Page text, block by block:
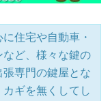
住宅や自動車・
ど、様々な鍵の
張専門の鍵屋とな
ギを無くしてし